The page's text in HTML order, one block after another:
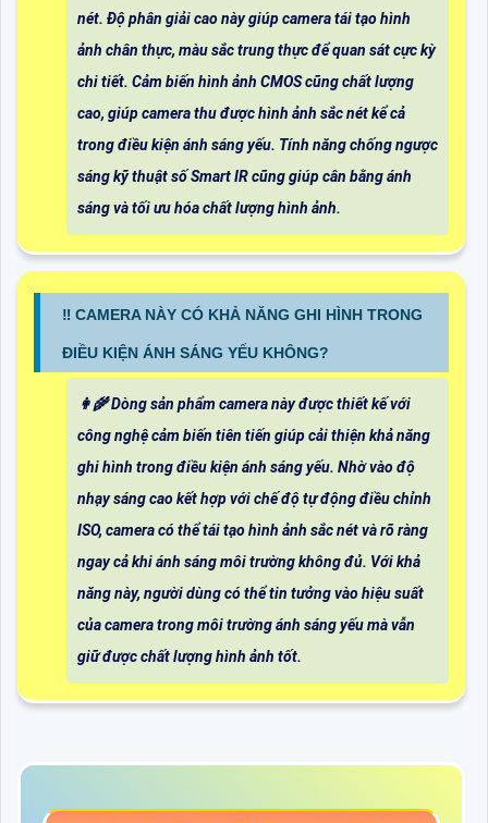
nét. Độ phân giải cao này giúp camera tái tạo hình
ảnh chân thực, màu sắc trung thực để quan sát cực kỳ
chi tiết. Cảm biến hình ảnh CMOS cũng chất lượng
cao, giúp camera thu được hình ảnh sắc nét kể cả
trong điều kiện ánh sáng yếu. Tính năng chống ngược
sáng kỹ thuật số Smart IR cũng giúp cân bằng ánh
sáng và tối ưu hóa chất lượng hình ảnh.
‼️ CAMERA NÀY CÓ KHẢ NĂNG GHI HÌNH TRONG
ĐIỀU KIỆN ÁNH SÁNG YẾU KHÔNG?
👩‍🌾 Dòng sản phẩm camera này được thiết kế với
công nghệ cảm biến tiên tiến giúp cải thiện khả năng
ghi hình trong điều kiện ánh sáng yếu. Nhờ vào độ
nhạy sáng cao kết hợp với chế độ tự động điều chỉnh
ISO, camera có thể tái tạo hình ảnh sắc nét và rõ ràng
ngay cả khi ánh sáng môi trường không đủ. Với khả
năng này, người dùng có thể tin tưởng vào hiệu suất
của camera trong môi trường ánh sáng yếu mà vẫn
giữ được chất lượng hình ảnh tốt.